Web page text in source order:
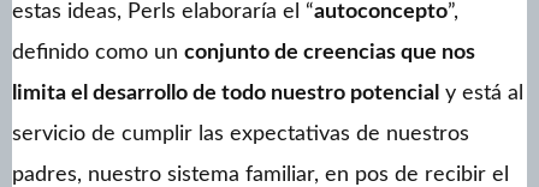
estas ideas, Perls elaboraría el “autoconcepto”,
definido como un conjunto de creencias que nos
limita el desarrollo de todo nuestro potencial y está al
servicio de cumplir las expectativas de nuestros
padres, nuestro sistema familiar, en pos de recibir el